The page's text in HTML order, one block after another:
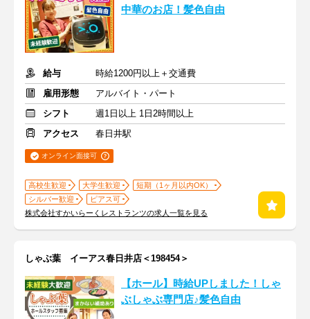
中華のお店！髪色自由
給与
時給1200円以上＋交通費
雇用形態
アルバイト・パート
シフト
週1日以上 1日2時間以上
アクセス
春日井駅
オンライン面接可
高校生歓迎 大学生歓迎
短期（1ヶ月以内OK）
シルバー歓迎
ピアス可
株式会社すかいらーくレストランツの求人一覧を見る
しゃぶ葉 イーアス春日井店＜198454＞
【ホール】時給UPしました！しゃ
ぶしゃぶ専門店♪髪色自由